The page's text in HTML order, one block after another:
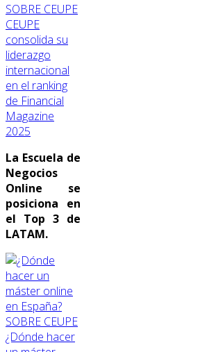
SOBRE CEUPE
CEUPE
consolida su
liderazgo
internacional
en el ranking
de Financial
Magazine
2025
La Escuela de
Negocios
Online se
posiciona en
el Top 3 de
LATAM.
SOBRE CEUPE
¿Dónde hacer